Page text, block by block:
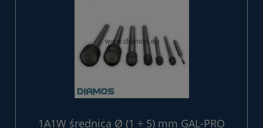
1A1W średnica Ø (1 ÷ 5) mm GAL-PRO